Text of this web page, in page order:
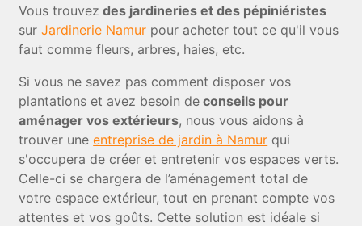
Vous trouvez des jardineries et des pépiniéristes
surJardinerie Namur pour acheter tout ce qu'il vous
faut comme fleurs, arbres, haies, etc.
Si vous ne savez pas comment disposer vos
plantations et avez besoin de conseils pour
aménager vos extérieurs, nous vous aidons à
trouver uneentreprise de jardin à Namur qui
s'occupera de créer et entretenir vos espaces verts.
Celle-ci se chargera de l’aménagement total de
votre espace extérieur, tout en prenant compte vos
attentes et vos goûts. Cette solution est idéale si